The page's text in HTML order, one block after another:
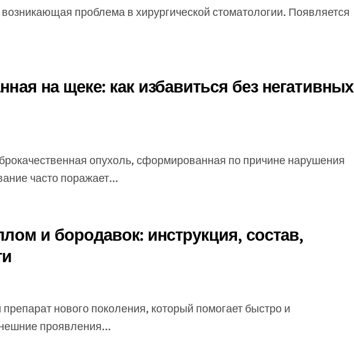
на щеке: как избавиться без негативных
часто поражает...
и бородавок: инструкция, состав,
проявления...